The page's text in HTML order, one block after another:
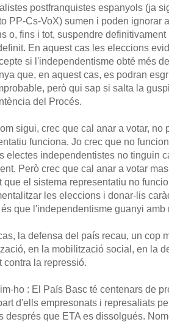
postfranquistes espanyols (ja
PP-Cs-VoX) sumen i poden ignorar
o, fins i tot, suspendre
En aquest cas les eleccions
si l'independentisme obté més
que, en aquest cas, es podran
però qui sap si salta la
del Procés.
sigui, crec que cal anar a votar, no
funciona. Jo crec que no
electes independentistes no tinguin
Però crec que cal anar a votar
que el sistema representatiu no
les eleccions i donar-lis
que l'independentisme guanyi
la defensa del país recau, un cop
en la mobilització social, en la
contra la repressió.
ho : El País Basc té centenars de
d'ells empresonats i represaliats
després que ETA es dissolgués.